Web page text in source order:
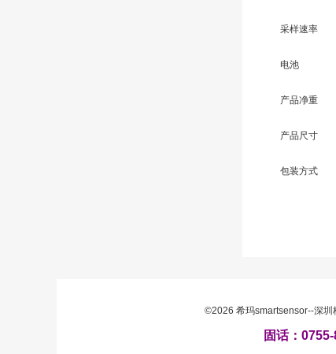
采样速率
电池
产品净重
产品尺寸
包装方式
©2026 希玛smartsensor--深圳
固话：